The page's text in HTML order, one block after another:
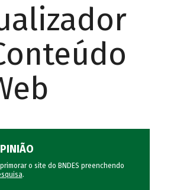
o site do BNDES preenchendo
.